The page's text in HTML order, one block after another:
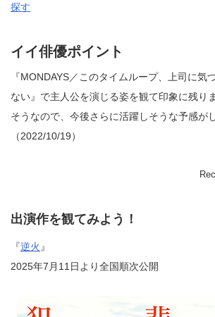
探す
イイ俳優ポイント
『MONDAYS／このタイムループ、上司に気
ない』で主人公を演じる姿を観て印象に残り
そうなので、今後さらに活躍しそうな予感が
（2022/10/19）
出演作を観てみよう！
『逆火 』
2025年7月11日より全国順次公開